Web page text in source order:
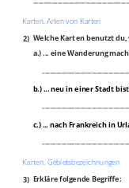
Karten, Arten von Karten
2) Welche Karten benutzt du,
a.) ... eine Wanderung
b.) ... neu in einer Stadt
c.) ... nach Frankreich in
Karten, Gebietsbezeichnungen
3) Erkläre folgende Begriffe: